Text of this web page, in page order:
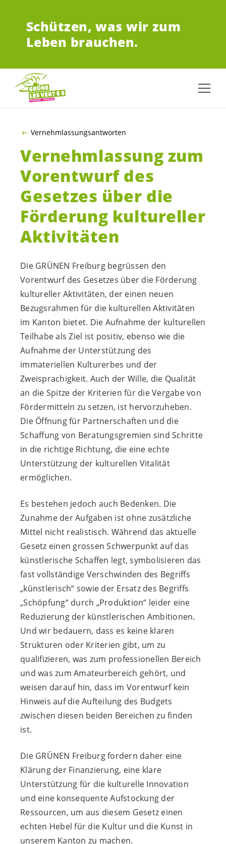
Schützen, was wir zum
Leben brauchen.
Vernehmlassungsantworten
Vernehmlassung zum
Vorentwurf des
Gesetzes über die
Förderung kultureller
Aktivitäten
Die GRÜNEN Freiburg begrüssen den
Vorentwurf des Gesetzes über die Förderung
kultureller Aktivitäten, der einen neuen
Bezugsrahmen für die kulturellen Aktivitäten
im Kanton bietet. Die Aufnahme der kulturellen
Teilhabe als Ziel ist positiv, ebenso wie die
Aufnahme der Unterstützung des
immateriellen Kulturerbes und der
Zweisprachigkeit. Auch der Wille, die Qualität
an die Spitze der Kriterien für die Vergabe von
Fördermitteln zu setzen, ist hervorzuheben.
Die Öffnung für Partnerschaften und die
Schaffung von Beratungsgremien sind Schritte
in die richtige Richtung, die eine echte
Unterstützung der kulturellen Vitalität
ermöglichen.
Es bestehen jedoch auch Bedenken. Die
Zunahme der Aufgaben ist ohne zusätzliche
Mittel nicht realistisch. Während das aktuelle
Gesetz einen grossen Schwerpunkt auf das
künstlerische Schaffen legt, symbolisieren das
fast vollständige Verschwinden des Begriffs
„künstlerisch“ sowie der Ersatz des Begriffs
„Schöpfung“ durch „Produktion“ leider eine
Reduzierung der künstlerischen Ambitionen.
Und wir bedauern, dass es keine klaren
Strukturen oder Kriterien gibt, um zu
qualifizieren, was zum professionellen Bereich
und was zum Amateurbereich gehört, und
weisen darauf hin, dass im Vorentwurf kein
Hinweis auf die Aufteilung des Budgets
zwischen diesen beiden Bereichen zu finden
ist.
Die GRÜNEN Freiburg fordern daher eine
Klärung der Finanzierung, eine klare
Unterstützung für die kulturelle Innovation
und eine konsequente Aufstockung der
Ressourcen, um aus diesem Gesetz einen
echten Hebel für die Kultur und die Kunst in
unserem Kanton zu machen.